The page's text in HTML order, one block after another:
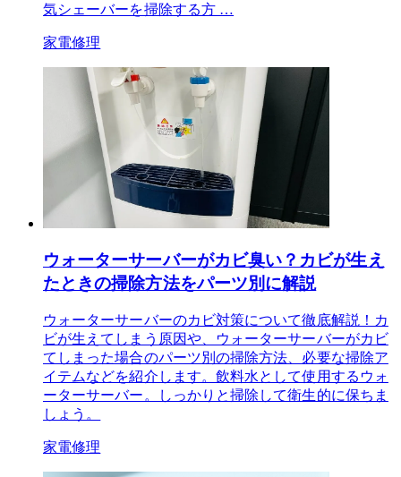
気シェーバーを掃除する方 …
家電修理
ウォーターサーバーがカビ臭い？カビが生え
たときの掃除方法をパーツ別に解説
ウォーターサーバーのカビ対策について徹底解説！カ
ビが生えてしまう原因や、ウォーターサーバーがカビ
てしまった場合のパーツ別の掃除方法、必要な掃除ア
イテムなどを紹介します。飲料水として使用するウォ
ーターサーバー。しっかりと掃除して衛生的に保ちま
しょう。
家電修理